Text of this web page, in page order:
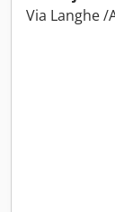
Via Langhe /